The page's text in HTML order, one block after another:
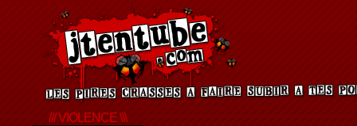
/// VIOLENCE \\\